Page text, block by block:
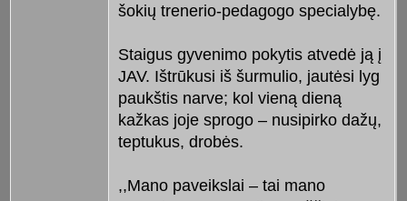
šokių trenerio-pedagogo specialybę.
Staigus gyvenimo pokytis atvedė ją į
JAV. Ištrūkusi iš šurmulio, jautėsi lyg
paukštis narve; kol vieną dieną
kažkas joje sprogo – nusipirko dažų,
teptukus, drobės.
,,Mano paveikslai – tai mano